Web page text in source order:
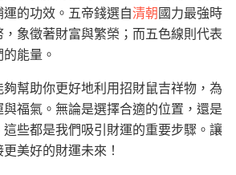
的功效。五帝錢選自清朝 國力最強時
象徵著財富與繁榮；而五色線則代表
能量。
幫助你更好地利用招財鼠吉祥物，為
福氣。無論是選擇合適的位置，還是
些都是我們吸引財運的重要步驟。讓
美好的財運未來！